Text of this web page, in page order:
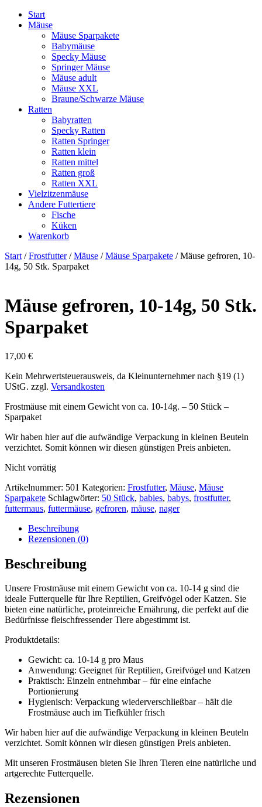
Start
Mäuse
Mäuse Sparpakete
Babymäuse
Specky Mäuse
Springer Mäuse
Mäuse adult
Mäuse XXL
Braune/Schwarze Mäuse
Ratten
Babyratten
Specky Ratten
Ratten Springer
Ratten klein
Ratten mittel
Ratten groß
Ratten XXL
Vielzitzenmäuse
Andere Futtertiere
Fische
Küken
Warenkorb
Start /Frostfutter/Mäuse /Mäuse Sparpakete / Mäuse gefroren, 10-
14g, 50 Stk. Sparpaket
Mäuse gefroren, 10-14g, 50 Stk.
Sparpaket
17,00 €
Kein Mehrwertsteuerausweis, da Kleinunternehmer nach §19 (1)
UStG. zzgl. Versandkosten
Frostmäuse mit einem Gewicht von ca. 10-14g. – 50 Stück –
Sparpaket
Wir haben hier auf die aufwändige Verpackung in kleinen Beuteln
verzichtet. Somit können wir diesen günstigen Preis anbieten.
Nicht vorrätig
Artikelnummer: 501 Kategorien: Frostfutter, Mäuse, Mäuse
Sparpakete Schlagwörter: 50 Stück, babies, babys, frostfutter,
futtermaus, futtermäuse, gefroren, mäuse, nager
Beschreibung
Rezensionen (0)
Beschreibung
Unsere Frostmäuse mit einem Gewicht von ca. 10-14 g sind die
ideale Futterquelle für Ihre Reptilien, Greifvögel oder Katzen. Sie
bieten eine natürliche, proteinreiche Ernährung, die perfekt auf die
Bedürfnisse fleischfressender Tiere abgestimmt ist.
Produktdetails:
Gewicht: ca. 10-14 g pro Maus
Anwendung: Geeignet für Reptilien, Greifvögel und Katzen
Praktisch: Einzeln entnehmbar – für eine einfache
Portionierung
Hygienisch: Verpackung wiederverschließbar – hält die
Frostmäuse auch im Tiefkühler frisch
Wir haben hier auf die aufwändige Verpackung in kleinen Beuteln
verzichtet. Somit können wir diesen günstigen Preis anbieten.
Mit unseren Frostmäusen bieten Sie Ihren Tieren eine natürliche und
artgerechte Futterquelle.
Rezensionen